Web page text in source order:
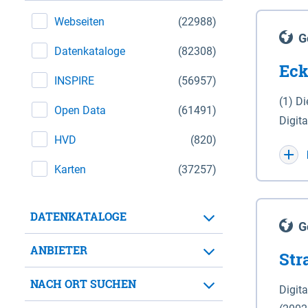
(22988)
Webseiten
(82308)
Datenkataloge
(56957)
INSPIRE
(61491)
Open Data
(820)
HVD
(37257)
Karten
DATENKATALOGE
ANBIETER
NACH ORT SUCHEN
(1)
WGS
für
der in